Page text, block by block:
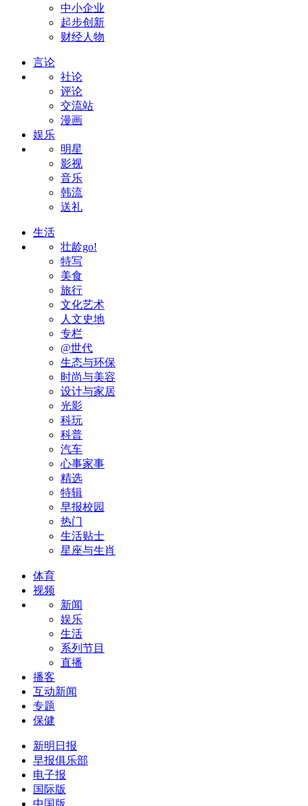
中小企业
起步创新
财经人物
言论
社论
评论
交流站
漫画
娱乐
明星
影视
音乐
韩流
送礼
生活
壮龄go!
特写
美食
旅行
文化艺术
人文史地
专栏
@世代
生态与环保
时尚与美容
设计与家居
光影
科玩
科普
汽车
心事家事
精选
特辑
早报校园
热门
生活贴士
星座与生肖
体育
视频
新闻
娱乐
生活
系列节目
直播
播客
互动新闻
专题
保健
新明日报
早报俱乐部
电子报
国际版